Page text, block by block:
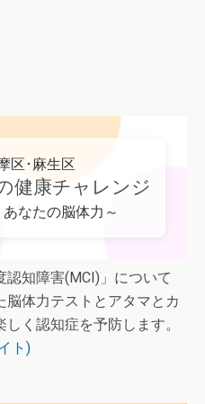
区･麻生区
健康チャレンジ
なたの脳体力～
知障害(MCI)」について
体力テストとアタマとカ
く認知症を予防します。
ト)